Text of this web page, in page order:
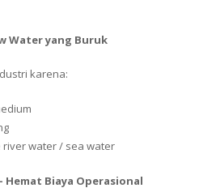
Water yang Buruk
karena:
water / sea water
Hemat Biaya Operasional